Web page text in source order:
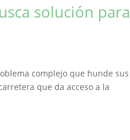
solución para
complejo que hunde sus
que da acceso a la